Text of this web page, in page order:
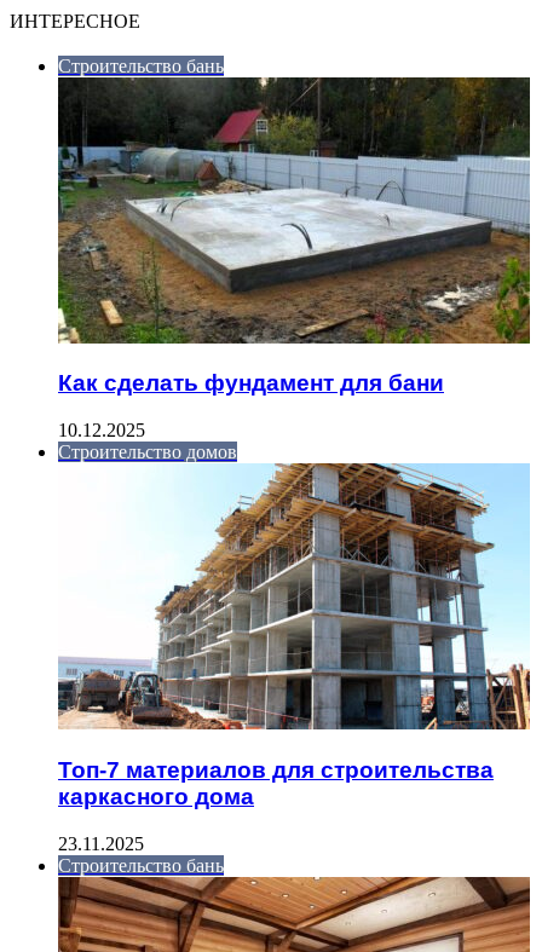
ИНТЕРЕСНОЕ
Строительство бань
Как сделать фундамент для бани
10.12.2025
Строительство домов
Топ-7 материалов для строительства
каркасного дома
23.11.2025
Строительство бань